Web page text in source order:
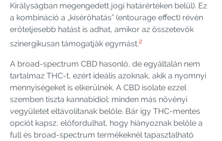
Királyságban megengedett jogi határértéken belül). Ez
a kombináció a „kísérőhatás” (entourage effect) révén
erőteljesebb hatást is adhat, amikor az összetevők
szinergikusan támogatják egymást.2
A broad-spectrum CBD hasonló, de egyáltalán nem
tartalmaz THC-t, ezért ideális azoknak, akik a nyomnyi
mennyiségeket is elkerülnék. A CBD isolate ezzel
szemben tiszta kannabidiol: minden más növényi
vegyületet eltávolítanak belőle. Bár így THC-mentes
opciót kapsz, előfordulhat, hogy hiányoznak belőle a
full és broad-spectrum termékeknél tapasztalható